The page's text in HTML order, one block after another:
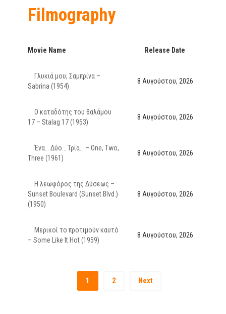
Filmography
Movie Name Release Date
Γλυκιά μου, Σαμπρίνα –
Sabrina (1954)
8 Αυγούστου, 2026
Ο καταδότης του θαλάμου
17 – Stalag 17 (1953)
8 Αυγούστου, 2026
Ένα… Δύο… Τρία… – One, Two,
Three (1961)
8 Αυγούστου, 2026
Η λεωφόρος της Δύσεως –
Sunset Boulevard (Sunset Blvd.)
(1950)
8 Αυγούστου, 2026
Μερικοί το προτιμούν καυτό
– Some Like It Hot (1959)
8 Αυγούστου, 2026
1 2 Next